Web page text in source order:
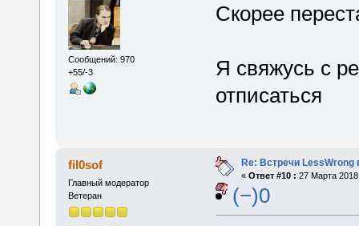
Сообщений: 970
+55/-3
Скорее
Я свяжусь с
отписаться
fil0sof
Главный модератор
Ветеран
Re: Встречи LessWrong
« Ответ #10 : 27 Марта
(−)0